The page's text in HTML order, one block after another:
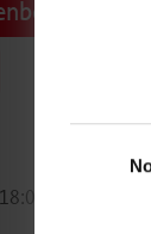
für
18:00 Uhr